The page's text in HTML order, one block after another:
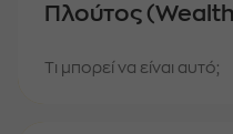
Πλούτος
Τι μπορεί να είναι αυτό;